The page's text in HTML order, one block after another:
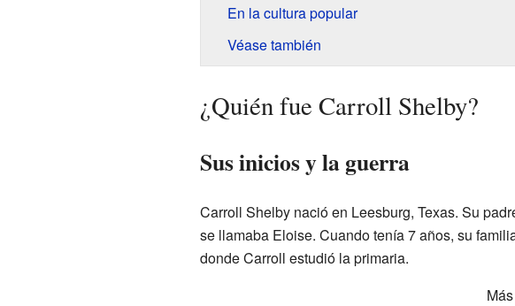
En la cultura popular
Véase también
¿Quién fue Carroll Shelby?
Sus inicios y la guerra
Carroll Shelby nació en Leesburg, Texas. Su
se llamaba Eloise. Cuando tenía 7 años, su
donde Carroll estudió la primaria.